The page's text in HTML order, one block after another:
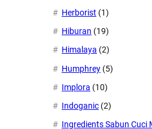
Herborist (1)
Hiburan (19)
Himalaya (2)
Humphrey (5)
Implora (10)
Indoganic (2)
Ingredients Sabun Cuci